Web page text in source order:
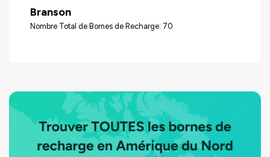
Branson
Nombre Total de Bornes de Recharge: 70